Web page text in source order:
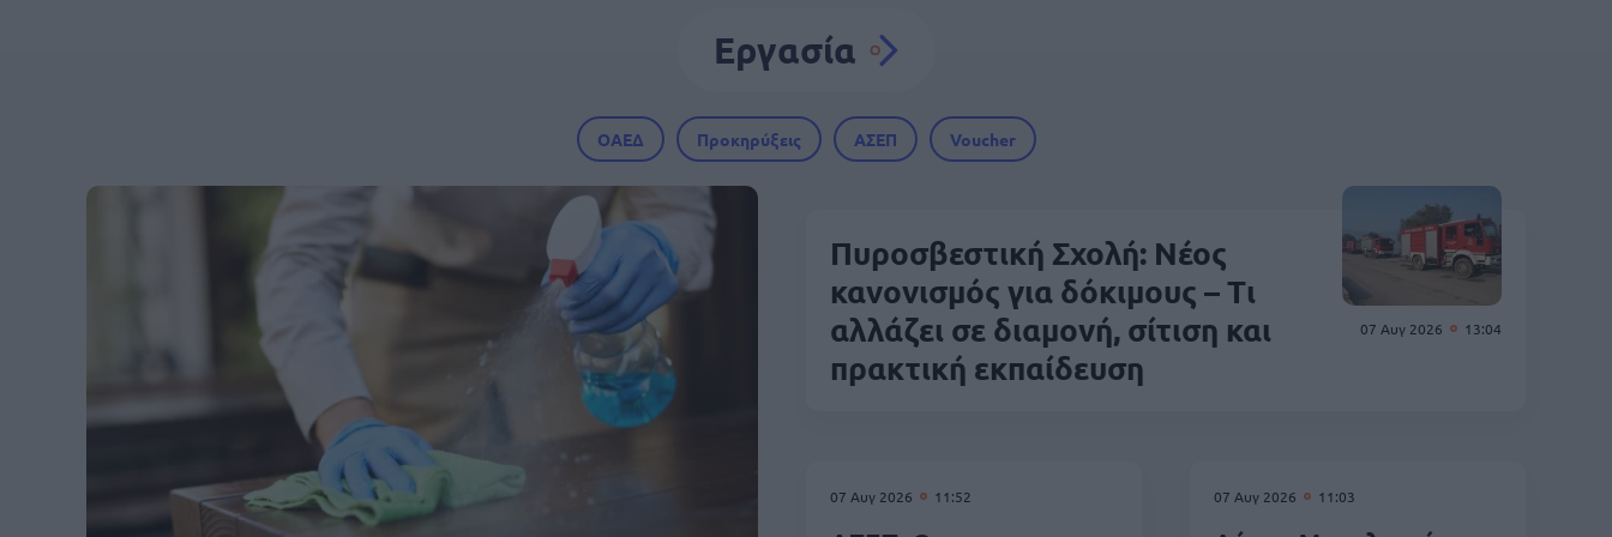
Εργασία
ΟΑΕΔ Προκηρύξεις ΑΣΕΠ Voucher
07 Αυγ 2026 13:04
Πυροσβεστική Σχολή: Νέος
κανονισμός για δόκιμους – Τι
αλλάζει σε διαμονή, σίτιση και
πρακτική εκπαίδευση
07 Αυγ 2026 11:52 07 Αυγ 2026 11:03